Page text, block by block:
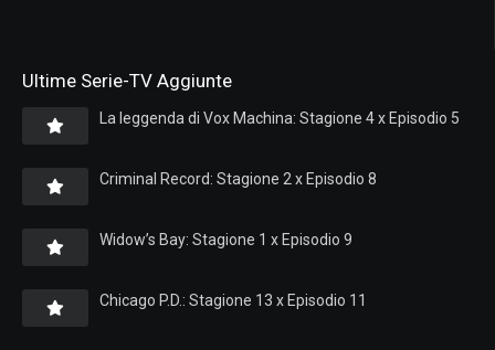
Ultime Serie-TV Aggiunte
La leggenda di Vox Machina: Stagione 4 x Episodio 5
Criminal Record: Stagione 2 x Episodio 8
Widow’s Bay: Stagione 1 x Episodio 9
Chicago P.D.: Stagione 13 x Episodio 11